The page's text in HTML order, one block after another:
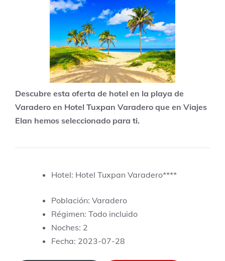
Descubre esta oferta de hotel en la playa de
Varadero en Hotel Tuxpan Varadero que en Viajes
Elan hemos seleccionado para ti.
Hotel: Hotel Tuxpan Varadero****
Población: Varadero
Régimen: Todo incluido
Noches: 2
Fecha: 2023-07-28